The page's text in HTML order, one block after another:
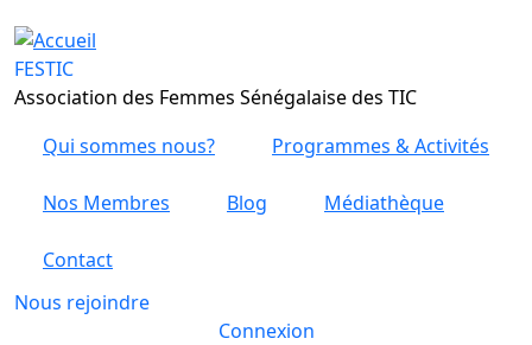
FESTIC
Association des Femmes Sénégalaise des TIC
Qui sommes nous?
Programmes & Activités
Nos Membres Blog Médiathèque
Contact
Nous rejoindre
Connexion